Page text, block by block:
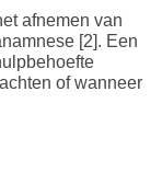
afnemen van
[2]. Een
of wanneer